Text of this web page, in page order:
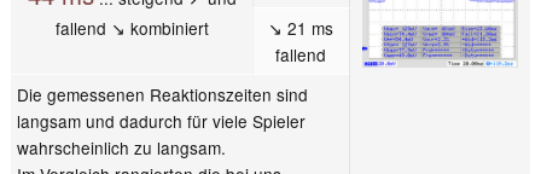
fallend ↘ kombiniert
↘ 21 ms
fallend
Die gemessenen Reaktionszeiten sind
langsam und dadurch für viele Spieler
wahrscheinlich zu langsam.